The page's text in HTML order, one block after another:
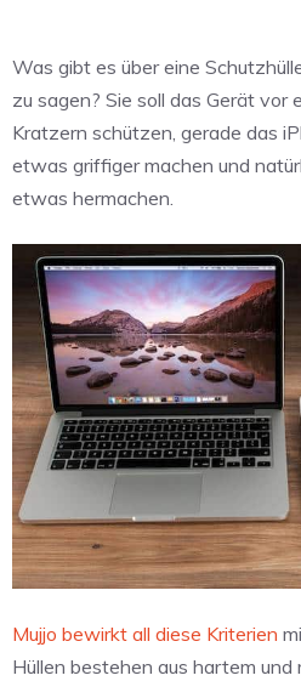
Was gibt es über eine
zu sagen? Sie soll das Gerät vor
Kratzern schützen, gerade das
etwas griffiger machen und
etwas hermachen.
Mujjo bewirkt all diese Kriterien
Hüllen bestehen aus hartem